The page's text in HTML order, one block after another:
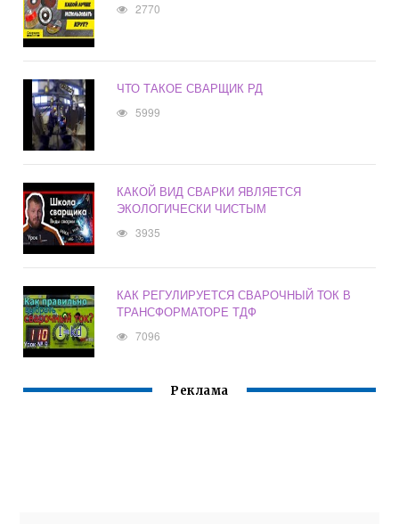
2770
ЧТО ТАКОЕ СВАРЩИК РД
5999
КАКОЙ ВИД СВАРКИ ЯВЛЯЕТСЯ
ЭКОЛОГИЧЕСКИ ЧИСТЫМ
3935
КАК РЕГУЛИРУЕТСЯ СВАРОЧНЫЙ ТОК В
ТРАНСФОРМАТОРЕ ТДФ
7096
Реклама